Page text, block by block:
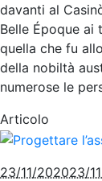
davanti al
Belle Époque ai
quella che fu
della nobiltà
numerose le
Articolo
23/11/202023/